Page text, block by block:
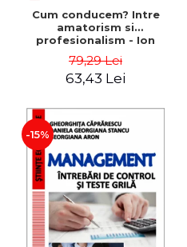
Cum conducem? Intre
amatorism si
profesionalism - Ion
79,29 Lei
63,43 Lei
-15%